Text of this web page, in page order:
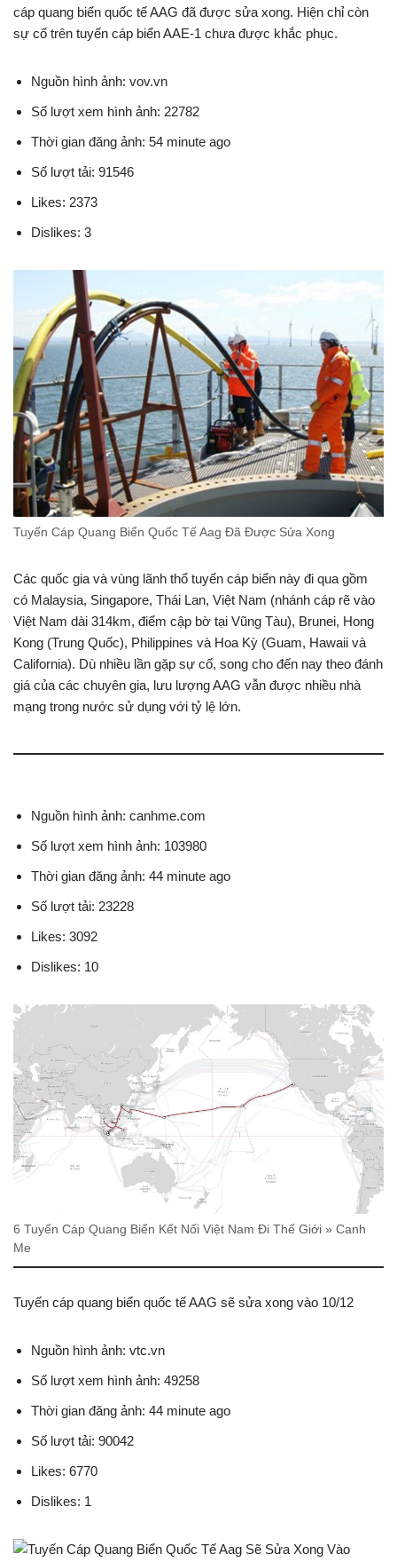
cáp quang biển quốc tế AAG đã được sửa xong. Hiện chỉ còn
sự cố trên tuyến cáp biển AAE-1 chưa được khắc phục.
Nguồn hình ảnh: vov.vn
Số lượt xem hình ảnh: 22782
Thời gian đăng ảnh: 54 minute ago
Số lượt tải: 91546
Likes: 2373
Dislikes: 3
Tuyến Cáp Quang Biển Quốc Tế Aag Đã Được Sửa Xong
Các quốc gia và vùng lãnh thổ tuyến cáp biển này đi qua gồm
có Malaysia, Singapore, Thái Lan, Việt Nam (nhánh cáp rẽ vào
Việt Nam dài 314km, điểm cập bờ tại Vũng Tàu), Brunei, Hong
Kong (Trung Quốc), Philippines và Hoa Kỳ (Guam, Hawaii và
California). Dù nhiều lần gặp sự cố, song cho đến nay theo đánh
giá của các chuyên gia, lưu lượng AAG vẫn được nhiều nhà
mạng trong nước sử dụng với tỷ lệ lớn.
Nguồn hình ảnh: canhme.com
Số lượt xem hình ảnh: 103980
Thời gian đăng ảnh: 44 minute ago
Số lượt tải: 23228
Likes: 3092
Dislikes: 10
6 Tuyến Cáp Quang Biển Kết Nối Việt Nam Đi Thế Giới » Canh
Me
Tuyến cáp quang biển quốc tế AAG sẽ sửa xong vào 10/12
Nguồn hình ảnh: vtc.vn
Số lượt xem hình ảnh: 49258
Thời gian đăng ảnh: 44 minute ago
Số lượt tải: 90042
Likes: 6770
Dislikes: 1